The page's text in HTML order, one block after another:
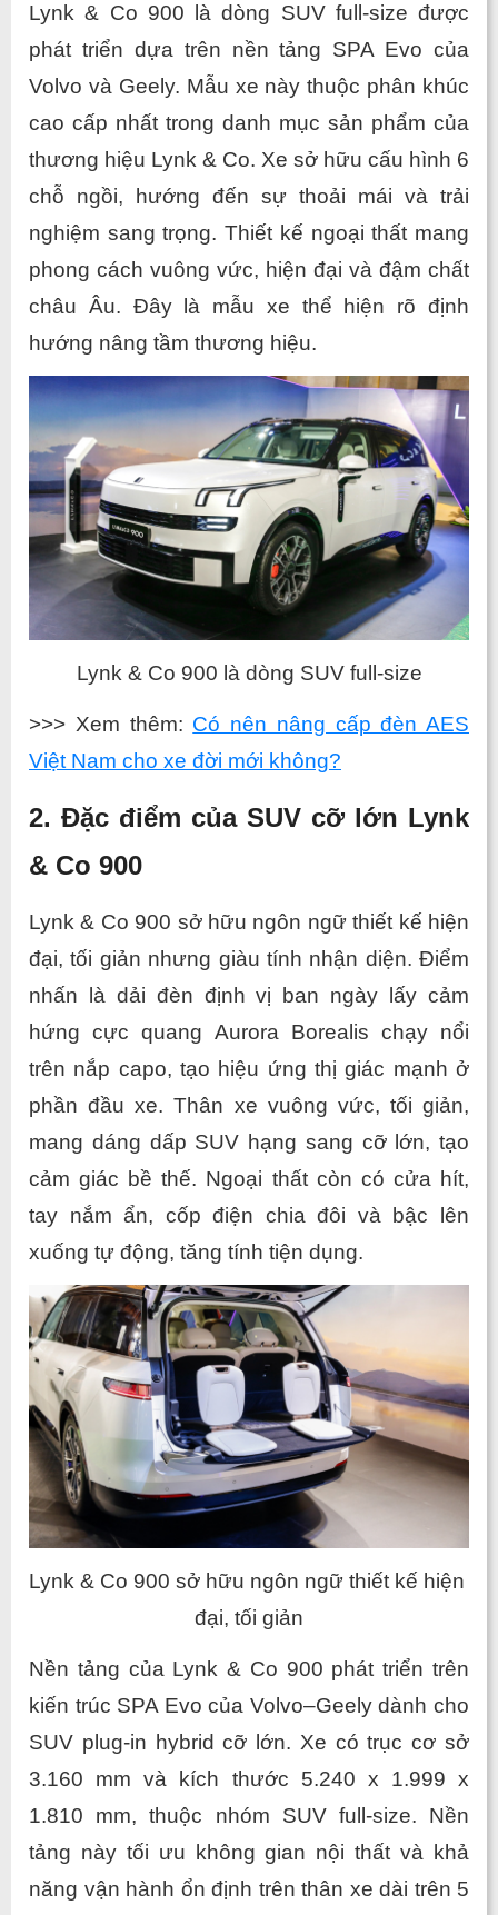
Lynk & Co 900 là dòng SUV full-size được
phát triển dựa trên nền tảng SPA Evo của
Volvo và Geely. Mẫu xe này thuộc phân khúc
cao cấp nhất trong danh mục sản phẩm của
thương hiệu Lynk & Co. Xe sở hữu cấu hình 6
chỗ ngồi, hướng đến sự thoải mái và trải
nghiệm sang trọng. Thiết kế ngoại thất mang
phong cách vuông vức, hiện đại và đậm chất
châu Âu. Đây là mẫu xe thể hiện rõ định
hướng nâng tầm thương hiệu.
Lynk & Co 900 là dòng SUV full-size
>>> Xem thêm: Có nên nâng cấp đèn AES
Việt Nam cho xe đời mới không?
2. Đặc điểm của SUV cỡ lớn Lynk
& Co 900
Lynk & Co 900 sở hữu ngôn ngữ thiết kế hiện
đại, tối giản nhưng giàu tính nhận diện. Điểm
nhấn là dải đèn định vị ban ngày lấy cảm
hứng cực quang Aurora Borealis chạy nổi
trên nắp capo, tạo hiệu ứng thị giác mạnh ở
phần đầu xe. Thân xe vuông vức, tối giản,
mang dáng dấp SUV hạng sang cỡ lớn, tạo
cảm giác bề thế. Ngoại thất còn có cửa hít,
tay nắm ẩn, cốp điện chia đôi và bậc lên
xuống tự động, tăng tính tiện dụng.
Lynk & Co 900 sở hữu ngôn ngữ thiết kế hiện
đại, tối giản
Nền tảng của Lynk & Co 900 phát triển trên
kiến trúc SPA Evo của Volvo–Geely dành cho
SUV plug-in hybrid cỡ lớn. Xe có trục cơ sở
3.160 mm và kích thước 5.240 x 1.999 x
1.810 mm, thuộc nhóm SUV full-size. Nền
tảng này tối ưu không gian nội thất và khả
năng vận hành ổn định trên thân xe dài trên 5